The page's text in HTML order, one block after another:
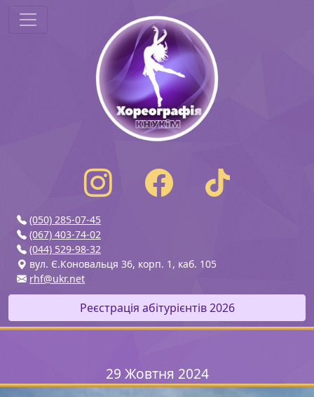
(050) 285-07-45
(067) 403-74-02
(044) 529-98-32
вул. Є.Коновальця 36, корп. 1, каб. 105
rhf@ukr.net
Реєстрація абітурієнтів 2026
29 Жовтня 2024